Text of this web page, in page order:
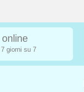
giorni su 7